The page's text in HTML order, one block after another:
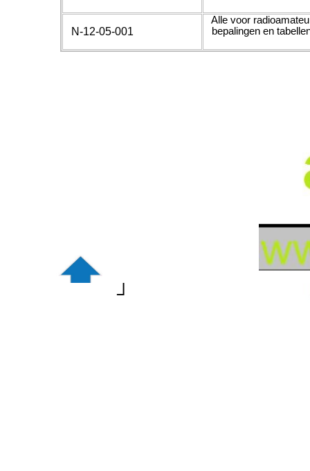
N-12-05-001
Alle voor
bepalingen en
┘